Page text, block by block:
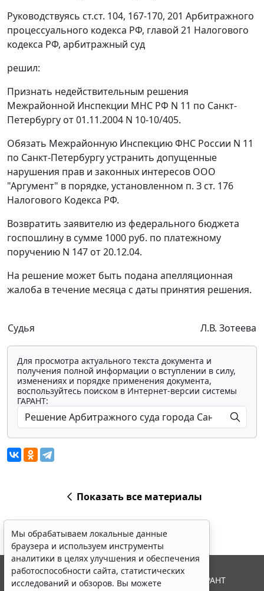
Руководствуясь ст.ст. 104, 167-170, 201 Арбитражного
процессуального кодекса РФ, главой 21 Налогового
кодекса РФ, арбитражный суд
решил:
Признать недействительным решения
Межрайонной Инспекции МНС РФ N 11 по Санкт-
Петербургу от 01.11.2004 N 10-10/405.
Обязать Межрайонную Инспекцию ФНС России N 11
по Санкт-Петербургу устранить допущенные
нарушения прав и законных интересов ООО
"Аргумент" в порядке, установленном п. З ст. 176
Налогового Кодекса РФ.
Возвратить заявителю из федерального бюджета
госпошлину в сумме 1000 руб. по платежному
поручению N 147 от 20.12.04.
На решение может быть подана апелляционная
жалоба в течение месяца с даты принятия решения.
Судья Л.В. Зотеева
Для просмотра актуального текста документа и
получения полной информации о вступлении в силу,
изменениях и порядке применения документа,
воспользуйтесь поиском в Интернет-версии системы
ГАРАНТ:
Показать все материалы
Мы обрабатываем локальные данные
браузера и используем инструменты
аналитики в целях улучшения и обеспечения
работоспособности сайта, статистических
исследований и обзоров. Вы можете
© ООО "НПП "ГАРАНТ-СЕРВИС", 2026. Система ГАРАНТ